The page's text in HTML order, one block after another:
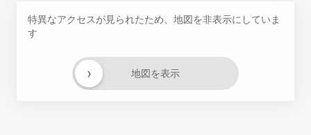
特異なアクセスが見られたため、地図を非表示にしていま
す
地図を表示
›